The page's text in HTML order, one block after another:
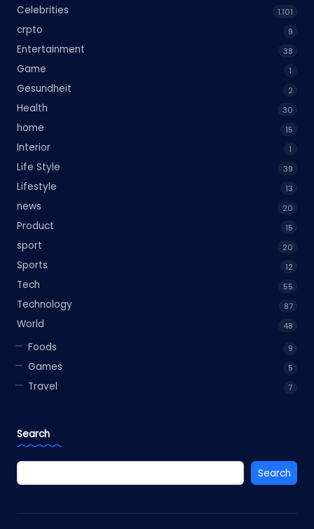
Celebrities 1.101
crpto 9
Entertainment 38
Game 1
Gesundheit 2
Health 30
home 15
Interior 1
Life Style 39
Lifestyle 13
news 20
Product 15
sport 20
Sports 12
Tech 55
Technology 87
World 48
Foods 9
Games 5
Travel 7
Search
Search